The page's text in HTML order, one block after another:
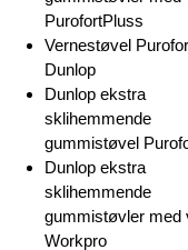
PurofortPluss
Vernestøvel
Dunlop
Dunlop ekstra
sklihemmende
gummistøvel
Dunlop ekstra
sklihemmende
gummistøvler med
Workpro